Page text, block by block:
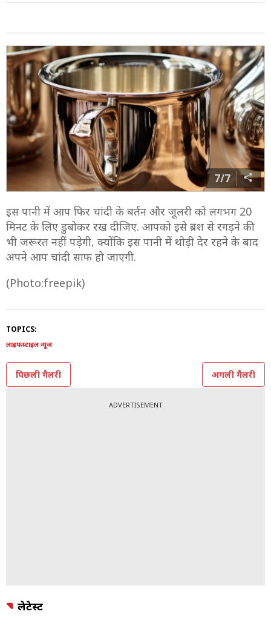
7/7
इस पानी में आप फिर चांदी के बर्तन और जूलरी को लगभग 20
मिनट के लिए डुबोकर रख दीजिए. आपको इसे ब्रश से रगड़ने की
भी जरूरत नहीं पड़ेगी, क्योंकि इस पानी में थोड़ी देर रहने के बाद
अपने आप चांदी साफ हो जाएगी.
(Photo:freepik)
TOPICS:
लाइफस्टाइल न्यूज
पिछली गैलरी अगली गैलरी
ADVERTISEMENT
लेटेस्ट